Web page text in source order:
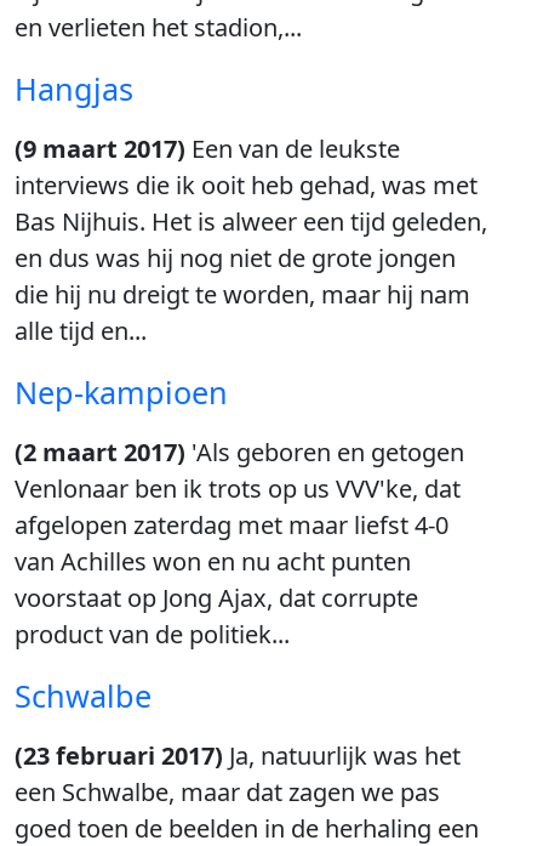
en verlieten het stadion,...
Hangjas
(9 maart 2017) Een van de leukste
interviews die ik ooit heb gehad, was met
Bas Nijhuis. Het is alweer een tijd geleden,
en dus was hij nog niet de grote jongen
die hij nu dreigt te worden, maar hij nam
alle tijd en...
Nep-kampioen
(2 maart 2017) 'Als geboren en getogen
Venlonaar ben ik trots op us VVV'ke, dat
afgelopen zaterdag met maar liefst 4-0
van Achilles won en nu acht punten
voorstaat op Jong Ajax, dat corrupte
product van de politiek...
Schwalbe
(23 februari 2017) Ja, natuurlijk was het
een Schwalbe, maar dat zagen we pas
goed toen de beelden in de herhaling een